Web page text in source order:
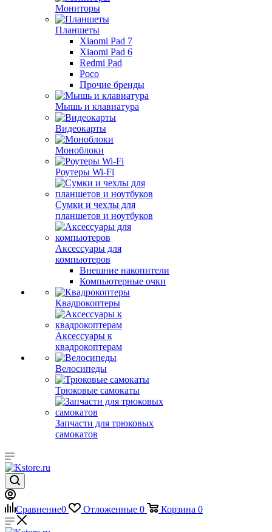
Мониторы
Планшеты
Xiaomi Pad 7
Xiaomi Pad 6
Redmi Pad
Poco
Прочие бренды
Мышь и клавиатура
Видеокарты
Моноблоки
Роутеры Wi-Fi
Сумки и чехлы для
планшетов и ноутбуков
Аксессуары для
компьютеров
Внешние накопители
Компьютерные очки
Квадрокоптеры
Аксессуары к
квадрокоптерам
Велосипеды
Трюковые самокаты
Запчасти для трюковых
самокатов
Сравнение0 Отложенные 0 Корзина 0